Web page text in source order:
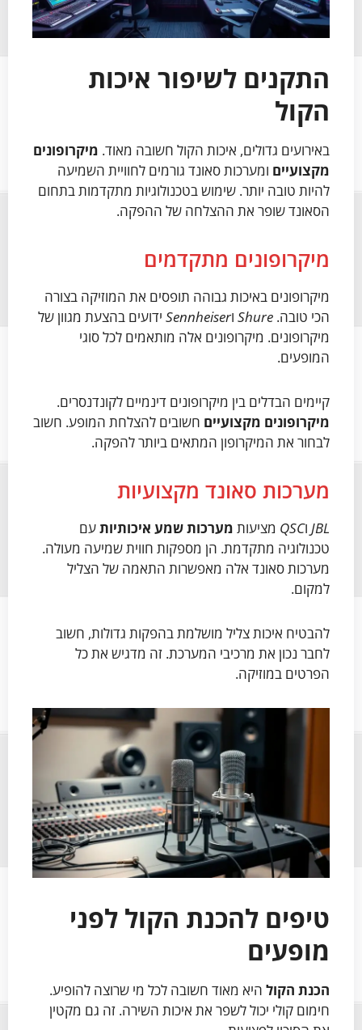
התקנים לשיפור איכות
הקול
באירועים גדולים, איכות הקול חשובה מאוד. מיקרופונים
מקצועיים ומערכות סאונד גורמים לחוויית השמיעה
להיות טובה יותר. שימוש בטכנולוגיות מתקדמות בתחום
הסאונד שופר את ההצלחה של ההפקה.
מיקרופונים מתקדמים
מיקרופונים באיכות גבוהה תופסים את המוזיקה בצורה
הכי טובה. Shure וSennheiser ידועים בהצעת מגוון של
מיקרופונים. מיקרופונים אלה מותאמים לכל סוגי
המופעים.
קיימים הבדלים בין מיקרופונים דינמיים לקונדנסרים.
מיקרופונים מקצועיים חשובים להצלחת המופע. חשוב
לבחור את המיקרופון המתאים ביותר להפקה.
מערכות סאונד מקצועיות
JBL וQSC מציעות מערכות שמע איכותיותעם
טכנולוגיה מתקדמת. הן מספקות חווית שמיעה מעולה.
מערכות סאונד אלה מאפשרות התאמה של הצליל
למקום.
להבטיח איכות צליל מושלמת בהפקות גדולות, חשוב
לחבר נכון את מרכיבי המערכת. זה מדגיש את כל
הפרטים במוזיקה.
טיפים להכנת הקול לפני
מופעים
הכנת הקול היא מאוד חשובה לכל מי שרוצה להופיע.
חימום קולי יכול לשפר את איכות השירה. זה גם מקטין